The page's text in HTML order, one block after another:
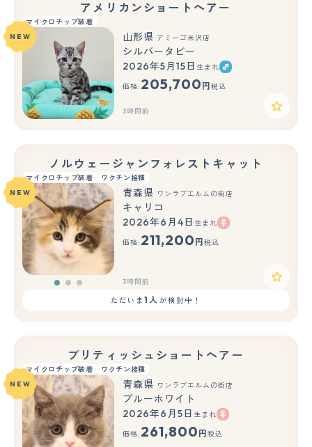
アメリカンショートヘアー
マイクロチップ装着
NEW
山形県 アミーゴ米沢店
シルバータビー
2026年5月15日 生まれ
価格: 205,700 円 税込
3時間前
ノルウェージャンフォレストキャット
マイクロチップ装着 ワクチン接種
もっと見る
NEW 青森県 ワンラブエルムの街店
キャリコ
2026年6月4日 生まれ
価格: 211,200 円 税込
3時間前
ただいま1人 が検討中！
ブリティッシュショートヘアー
マイクロチップ装着 ワクチン接種
もっと見る
NEW 青森県 ワンラブエルムの街店
ブルーホワイト
2026年6月5日 生まれ
価格: 261,800 円 税込